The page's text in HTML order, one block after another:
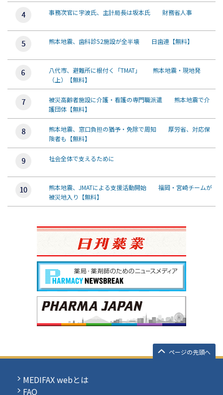
事務次官に宇波氏、主計局長は坂本氏 財務省人事
熊本地震、歯科診52施設が全半壊 日歯連【無料】
八代市、避難所に根付く「TMAT」 熊本地震・現地発
（上）【無料】
被災高齢者施設に介護・看護の専門職派遣 熊本地震で介
護団体【無料】
熊本地震、窓口負担の猶予・免除で周知 厚労省、対応保
険者も【無料】
社会全体で支えるために
熊本地震、JMATによる支援活動開始 福岡・宮崎チームが
被災地入り【無料】
ページの先頭へ
MEDIFAX webとは
FAQ